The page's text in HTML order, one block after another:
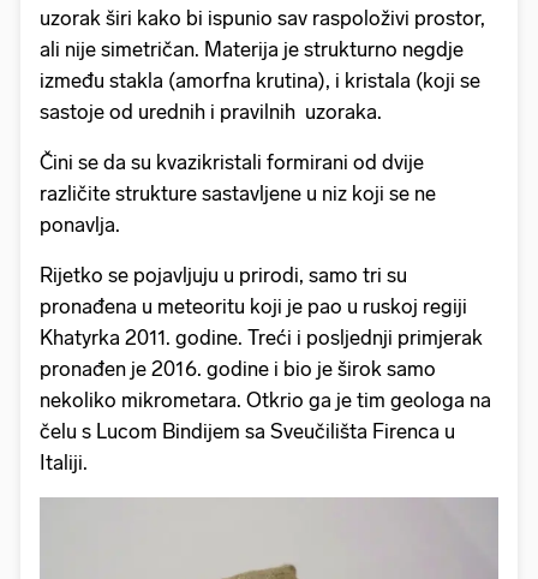
uzorak širi kako bi ispunio sav raspoloživi prostor,
ali nije simetričan. Materija je strukturno negdje
između stakla (amorfna krutina), i kristala (koji se
sastoje od urednih i pravilnih uzoraka.
Čini se da su kvazikristali formirani od dvije
različite strukture sastavljene u niz koji se ne
ponavlja.
Rijetko se pojavljuju u prirodi, samo tri su
pronađena u meteoritu koji je pao u ruskoj regiji
Khatyrka 2011. godine. Treći i posljednji primjerak
pronađen je 2016. godine i bio je širok samo
nekoliko mikrometara. Otkrio ga je tim geologa na
čelu s Lucom Bindijem sa Sveučilišta Firenca u
Italiji.